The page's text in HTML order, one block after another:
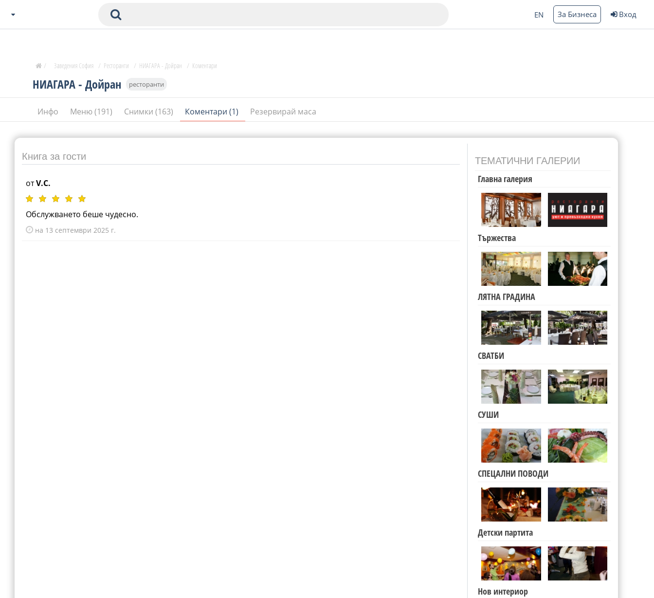
Пловдив
Бургас
В. Търново
Банско
СОФИЯ
Пловдив
EN За Бизнеса Вход
НИАГАРА - Дойран ресторанти
Инфо Меню (191) Снимки (163) Коментари (1) Резервирай маса
/ Заведения София / Ресторанти / НИАГАРА - Дойран / Коментари
Книга за гости
отV.C.
Обслужването беше чудесно.
на 13 септември 2025 г.
ТЕМАТИЧНИ ГАЛЕРИИ
Главна галерия
Тържества
ЛЯТНА ГРАДИНА
СВАТБИ
СУШИ
СПЕЦАЛНИ ПОВОДИ
Детски партита
Нов интериор